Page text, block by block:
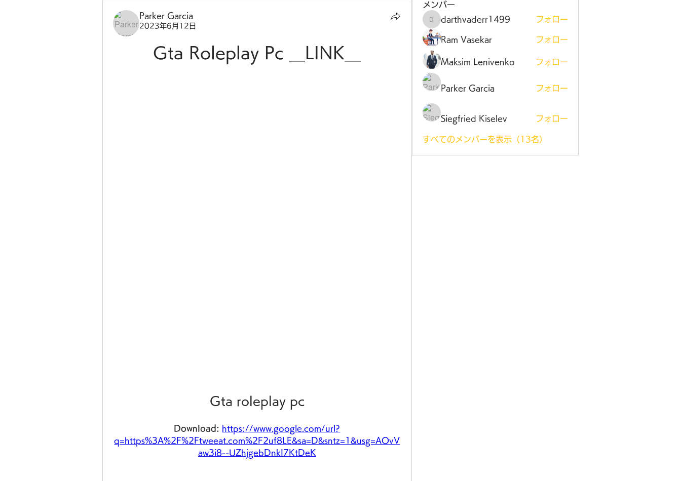
Parker Garcia
2023年6月12日
Gta Roleplay Pc __LINK__
Gta roleplay pc
Download: https://www.google.com/url?
q=https%3A%2F%2Ftweeat.com%2F2uf8LE&sa=D&sntz=1&usg=AOvV
aw3i8--UZhjgebDnkI7KtDeK
メンバー
darthvaderr1499
darthvaderr1499 フォロー
Ram Vasekar フォロー
Maksim Lenivenko フォロー
Parker Garcia フォロー
Siegfried Kiselev フォロー
すべてのメンバーを表示（13名）